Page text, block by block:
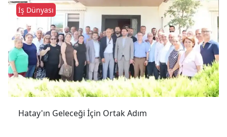
Hatay'ın Geleceği İçin Ortak Adım
İş Dünyası